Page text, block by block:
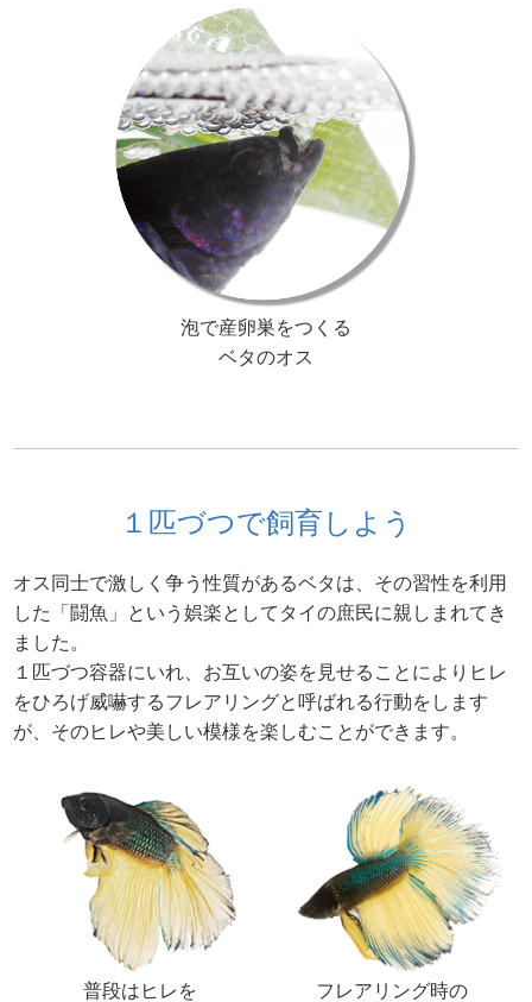
泡で産卵巣をつくる
ベタのオス
１匹づつで飼育しよう
オス同士で激しく争う性質があるベタは、その習性を利用
した「闘魚」という娯楽としてタイの庶民に親しまれてき
ました。
１匹づつ容器にいれ、お互いの姿を見せることによりヒレ
をひろげ威嚇するフレアリングと呼ばれる行動をします
が、そのヒレや美しい模様を楽しむことができます。
普段はヒレを
フレアリング時の